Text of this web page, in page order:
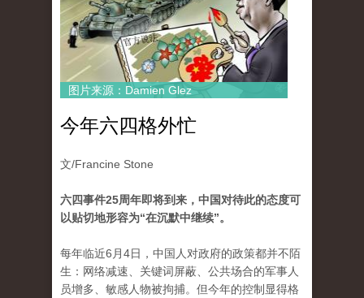
图片来源：Damien Glez
今年六四格外忙
文/Francine Stone
六四事件25周年即将到来，中国对待此的态度可
以贴切地形容为“在沉默中继续”。
每年临近6月4日，中国人对政府的政策都并不陌
生：网络减速、关键词屏蔽、公共场合的军事人
员增多、敏感人物被拘捕。但今年的控制显得格